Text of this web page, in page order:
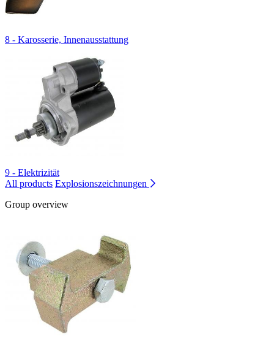
8 - Karosserie, Innenausstattung
9 - Elektrizität
All products Explosionszeichnungen
Group overview